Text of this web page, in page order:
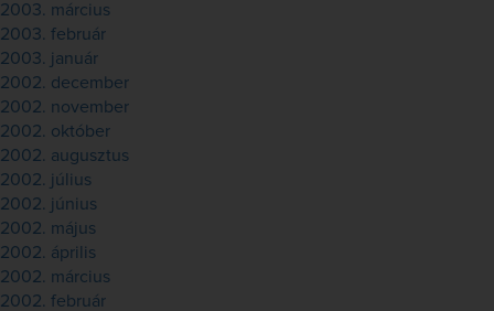
2003. március
2003. február
2003. január
2002. december
2002. november
2002. október
2002. augusztus
2002. július
2002. június
2002. május
2002. április
2002. március
2002. február